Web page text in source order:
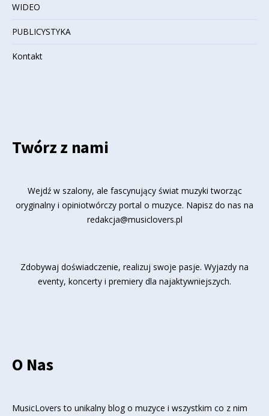
WIDEO
PUBLICYSTYKA
Kontakt
Twórz z nami
Wejdź w szalony, ale fascynujący świat muzyki tworząc
oryginalny i opiniotwórczy portal o muzyce. Napisz do nas na
redakcja@musiclovers.pl
Zdobywaj doświadczenie, realizuj swoje pasje. Wyjazdy na
eventy, koncerty i premiery dla najaktywniejszych.
O Nas
MusicLovers to unikalny blog o muzyce i wszystkim co z nim